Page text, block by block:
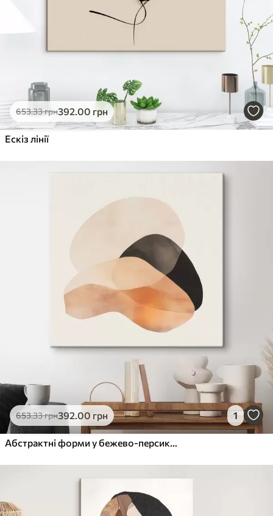
653.33грн392.00 грн
Ескіз лінії
653.33грн392.00 грн 1
Абстрактні форми у бежево-персиковій гамі з темними акцентами у мінімалістичному стилі